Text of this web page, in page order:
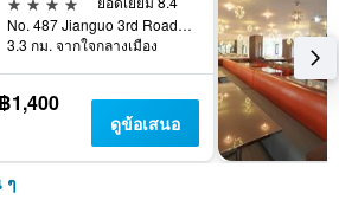
No. 487 Jianguo 3rd Road, เกาสง, ไต้หวัน
3.3 กม. จากใจกลางเมือง
฿1,400
ดูข้อเสนอ
ๆ